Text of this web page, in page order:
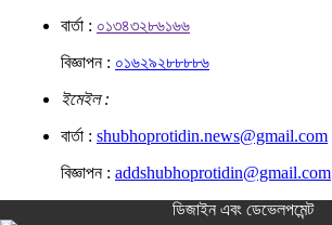
বার্তা : ০১৩৪৩২৮৬১৬৬
বিজ্ঞাপন : ০১৬২৯২৮৮৮৮৬
ইমেইল :
বার্তা : shubhoprotidin.news@gmail.com
বিজ্ঞাপন : addshubhoprotidin@gmail.com
ডিজাইন এবং ডেভেলপমেন্ট